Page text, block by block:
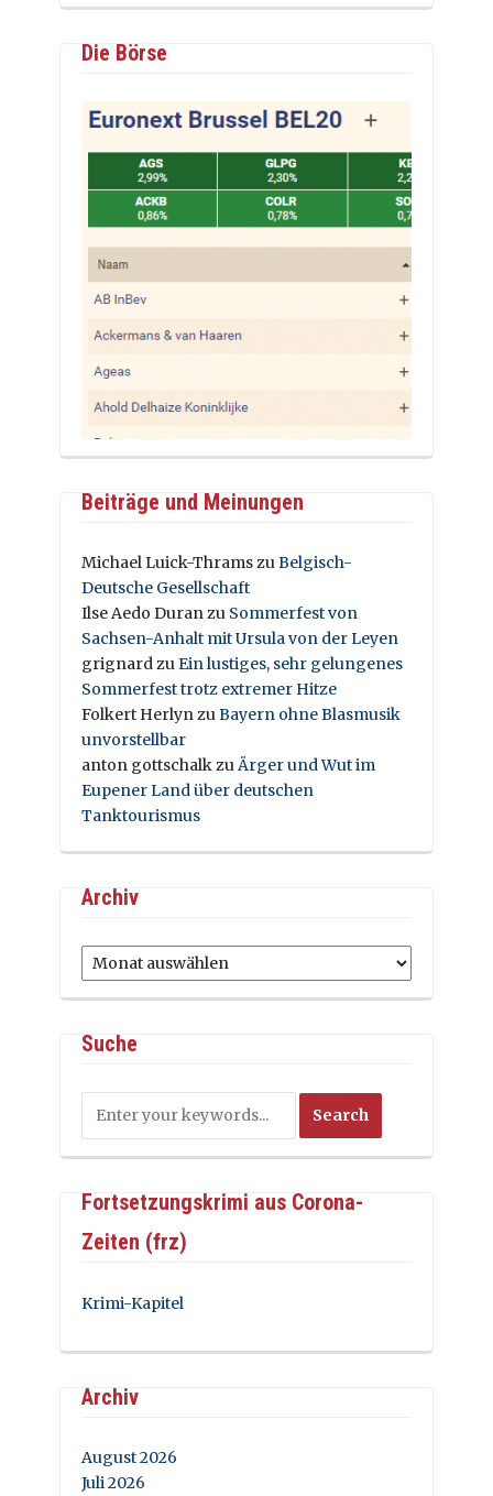
Die Börse
Beiträge und Meinungen
Michael Luick-Thrams zu Belgisch-
Deutsche Gesellschaft
Ilse Aedo Duran zu Sommerfest von
Sachsen-Anhalt mit Ursula von der Leyen
grignard zu Ein lustiges, sehr gelungenes
Sommerfest trotz extremer Hitze
Folkert Herlyn zu Bayern ohne Blasmusik
unvorstellbar
anton gottschalk zu Ärger und Wut im
Eupener Land über deutschen
Tanktourismus
Archiv
Archiv
Suche
Fortsetzungskrimi aus Corona-
Zeiten (frz)
Krimi-Kapitel
Archiv
August 2026
Juli 2026